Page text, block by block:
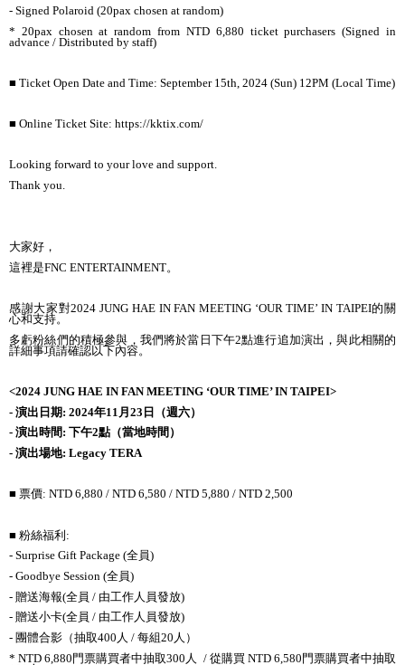
- Signed Polaroid (20pax chosen at random)
* 20pax chosen at random from NTD 6,880 ticket purchasers (Signed in
advance / Distributed by staff)
■ Ticket Open Date and Time: September 15th, 2024 (Sun) 12PM (Local Time)
■ Online Ticket Site: https://kktix.com/
Looking forward to your love and support.
Thank you.
大家好，
這裡是FNC ENTERTAINMENT。
感謝大家對2024 JUNG HAE IN FAN MEETING ‘OUR TIME’ IN TAIPEI的關
心和支持。
多虧粉絲們的積極參與，我們將於當日下午2點進行追加演出，與此相關的
詳細事項請確認以下內容。
<2024 JUNG HAE IN FAN MEETING ‘OUR TIME’ IN TAIPEI>
- 演出日期: 2024年11月23日（週六）
- 演出時間: 下午2點（當地時間）
- 演出場地: Legacy TERA
■ 票價: NTD 6,880 / NTD 6,580 / NTD 5,880 / NTD 2,500
■ 粉絲福利:
- Surprise Gift Package (全員)
- Goodbye Session (全員)
- 贈送海報(全員 / 由工作人員發放)
- 贈送小卡(全員 / 由工作人員發放)
- 團體合影（抽取400人 / 每組20人）
* NTD 6,880門票購買者中抽取300人 / 從購買 NTD 6,580門票購買者中抽取